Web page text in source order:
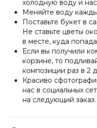
холодную воду и
Меняйте воду
Поставьте букет в
Не ставьте цветы
в месте, куда
Если вы получили
корзине, то
композиции раз в 2
Красиво
нас в социальных
на следующий заказ.
СМОТРИТЕ ТАКЖЕ